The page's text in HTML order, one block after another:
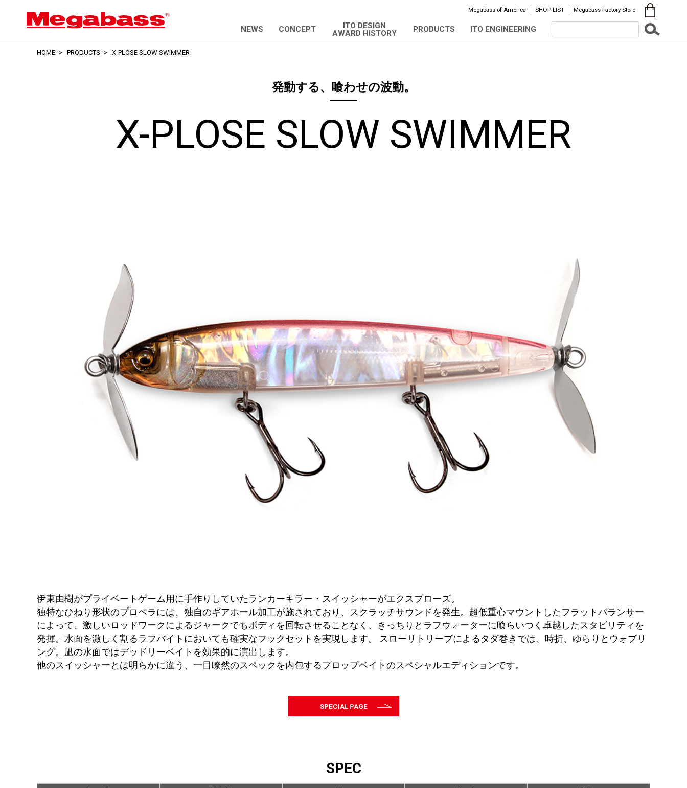
Megabass of America SHOP LIST Megabass Factory Store
NEWS CONCEPT
ITO DESIGN
AWARD HISTORY
PRODUCTS ITO ENGINEERING
HOME PRODUCTS X-PLOSE SLOW SWIMMER
発動する、喰わせの波動。
X-PLOSE SLOW SWIMMER
伊東由樹がプライベートゲーム用に手作りしていたランカーキラー・スイッシャーがエクスプローズ。
独特なひねり形状のプロペラには、独自のギアホール加工が施されており、スクラッチサウンドを発生。超低重心マウントしたフラットバランサー
によって、激しいロッドワークによるジャークでもボディを回転させることなく、きっちりとラフウォーターに喰らいつく卓越したスタビリティを
発揮。水面を激しく割るラフバイトにおいても確実なフックセットを実現します。 スローリトリーブによるタダ巻きでは、時折、ゆらりとウォブリ
ング。凪の水面ではデッドリーベイトを効果的に演出します。
他のスイッシャーとは明らかに違う、一目瞭然のスペックを内包するプロップベイトのスペシャルエディションです。
SPECIAL PAGE
SPEC